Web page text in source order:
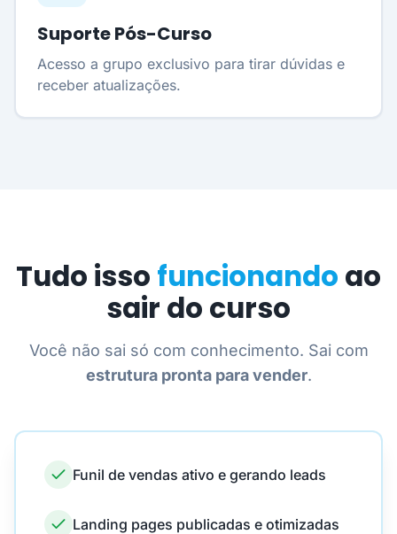
Suporte Pós-Curso
Acesso a grupo exclusivo para tirar dúvidas e
receber atualizações.
Tudo isso funcionando ao
sair do curso
Você não sai só com conhecimento. Sai com
estrutura pronta para vender.
Funil de vendas ativo e gerando leads
Landing pages publicadas e otimizadas